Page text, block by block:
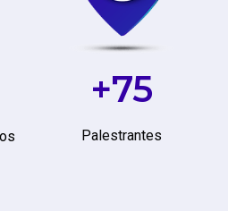
+75
Palestrantes